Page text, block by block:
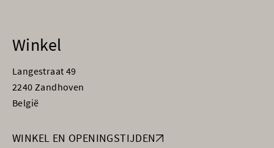
Winkel
Langestraat 49
2240 Zandhoven
België
WINKEL EN OPENINGSTIJDEN